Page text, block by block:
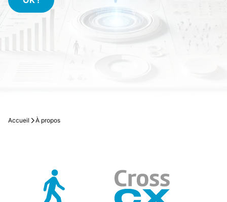
map plus étoffée et plus pérenne.
En savoir plus
Accueil À propos